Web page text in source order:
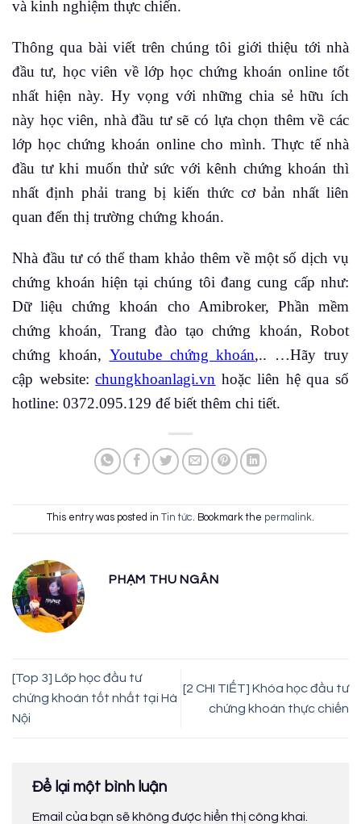
và kinh nghiệm thực chiến.
Thông qua bài viết trên chúng tôi giới thiệu tới nhà
đầu tư, học viên về lớp học chứng khoán online tốt
nhất hiện này. Hy vọng với những chia sẻ hữu ích
này học viên, nhà đầu tư sẽ có lựa chọn thêm về các
lớp học chứng khoán online cho mình. Thực tế nhà
đầu tư khi muốn thử sức với kênh chứng khoán thì
nhất định phải trang bị kiến thức cơ bản nhất liên
quan đến thị trường chứng khoán.
Nhà đầu tư có thể tham khảo thêm về một số dịch vụ
chứng khoán hiện tại chúng tôi đang cung cấp như:
Dữ liệu chứng khoán cho Amibroker, Phần mềm
chứng khoán, Trang đào tạo chứng khoán, Robot
chứng khoán, Youtube chứng khoán,.. …Hãy truy
cập website:chungkhoanlagi.vn hoặc liên hệ qua số
hotline: 0372.095.129 để biết thêm chi tiết.
This entry was posted in Tin tức. Bookmark the permalink.
PHẠM THU NGÂN
[Top 3] Lớp học đầu tư
chứng khoán tốt nhất tại Hà
Nội
[2 CHI TIẾT] Khóa học đầu tư
chứng khoán thực chiến
Để lại một bình luận
Email của bạn sẽ không được hiển thị công khai.